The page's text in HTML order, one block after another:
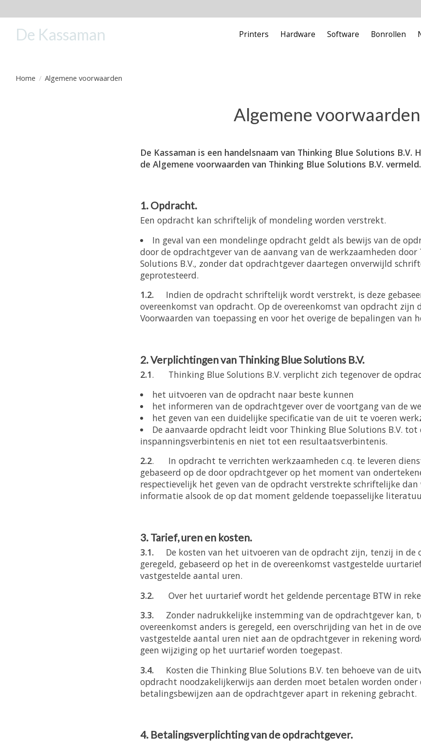
De Kassaman Printers Hardware Software Bonrollen
Home / Algemene voorwaarden
Algemene voorwaarden
De Kassaman is een handelsnaam van Thinking Blue Solutions B.V.
de Algemene voorwaarden van Thinking Blue Solutions B.V. vermeld.
1. Opdracht.
Een opdracht kan schriftelijk of mondeling worden verstrekt.
In geval van een mondelinge opdracht geldt als bewijs van de
door de opdrachtgever van de aanvang van de werkzaamheden
Solutions B.V., zonder dat opdrachtgever daartegen onverwijld
geprotesteerd.
1.2. Indien de opdracht schriftelijk wordt verstrekt, is deze
overeenkomst van opdracht. Op de overeenkomst van opdracht zijn
Voorwaarden van toepassing en voor het overige de bepalingen van
2. Verplichtingen van Thinking Blue Solutions B.V.
2.1. Thinking Blue Solutions B.V. verplicht zich tegenover de
het uitvoeren van de opdracht naar beste kunnen
het informeren van de opdrachtgever over de voortgang van de
het geven van een duidelijke specificatie van de uit te voeren
De aanvaarde opdracht leidt voor Thinking Blue Solutions B.V. tot
inspanningsverbintenis en niet tot een resultaatsverbintenis.
2.2. In opdracht te verrichten werkzaamheden c.q. te leveren
gebaseerd op de door opdrachtgever op het moment van
respectievelijk het geven van de opdracht verstrekte schriftelijke
informatie alsook de op dat moment geldende toepasselijke
3. Tarief, uren en kosten.
3.1. De kosten van het uitvoeren van de opdracht zijn, tenzij in de
geregeld, gebaseerd op het in de overeenkomst vastgestelde
vastgestelde aantal uren.
3.2. Over het uurtarief wordt het geldende percentage BTW in
3.3. Zonder nadrukkelijke instemming van de opdrachtgever kan,
overeenkomst anders is geregeld, een overschrijding van het in de
vastgestelde aantal uren niet aan de opdrachtgever in rekening
geen wijziging op het uurtarief worden toegepast.
3.4. Kosten die Thinking Blue Solutions B.V. ten behoeve van de
opdracht noodzakelijkerwijs aan derden moet betalen worden onder
betalingsbewijzen aan de opdrachtgever apart in rekening gebracht.
4. Betalingsverplichting van de opdrachtgever.